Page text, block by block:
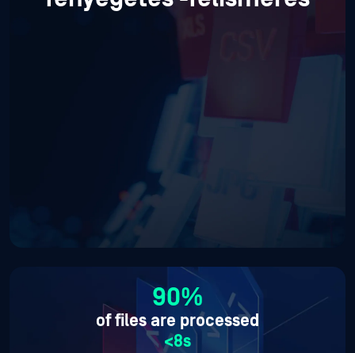
90%
of files are processed
<8s